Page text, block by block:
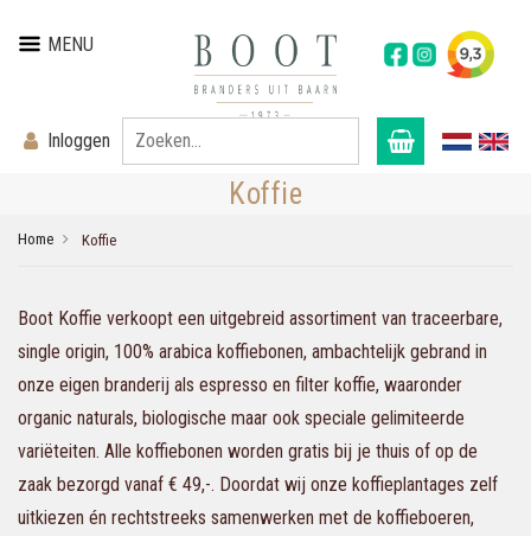
MENU
Inloggen
Koffie
Home Koffie
Boot Koffie verkoopt een uitgebreid assortiment van traceerbare,
single origin, 100% arabica koffiebonen, ambachtelijk gebrand in
onze eigen branderij als espresso en filter koffie, waaronder
organic naturals, biologische maar ook speciale gelimiteerde
variëteiten. Alle koffiebonen worden gratis bij je thuis of op de
zaak bezorgd vanaf € 49,-. Doordat wij onze koffieplantages zelf
uitkiezen én rechtstreeks samenwerken met de koffieboeren,